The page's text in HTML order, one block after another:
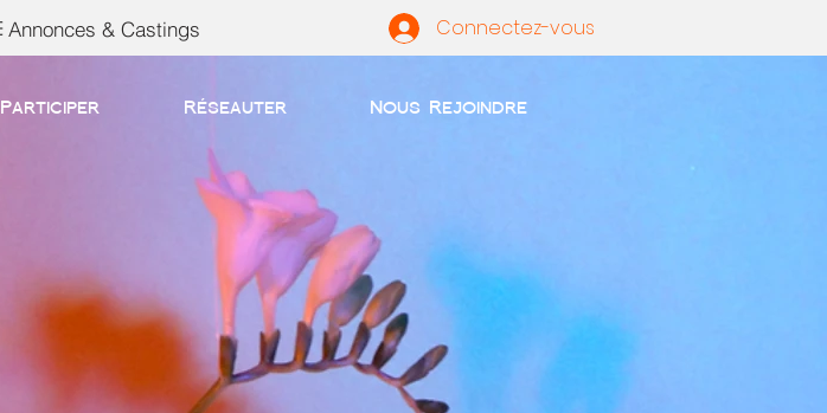
Annonces & Castings Connectez-vous
Participer Réseauter Nous Rejoindre